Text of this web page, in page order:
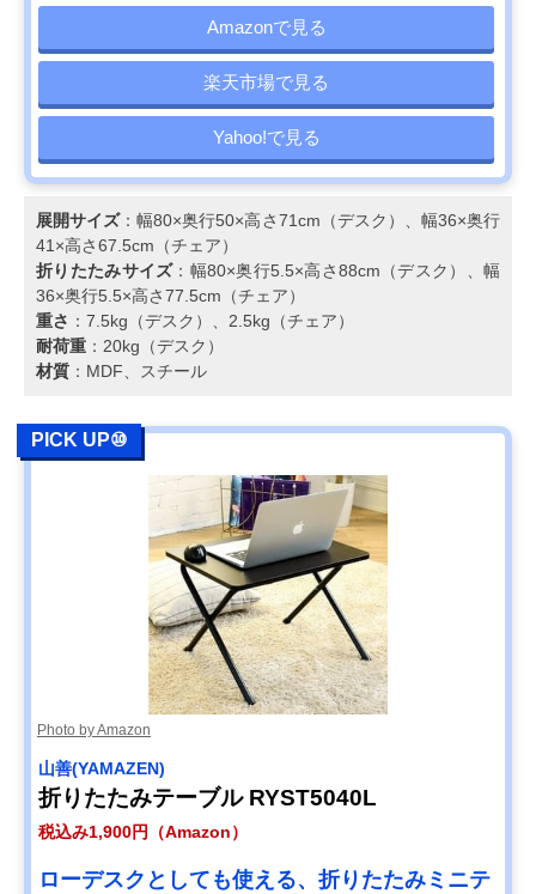
Amazonで見る
楽天市場で見る
Yahoo!で見る
展開サイズ：幅80×奥行50×高さ71cm（デスク）、幅36×奥行
41×高さ67.5cm（チェア）
折りたたみサイズ：幅80×奥行5.5×高さ88cm（デスク）、幅
36×奥行5.5×高さ77.5cm（チェア）
重さ ：7.5kg（デスク）、2.5kg（チェア）
耐荷重 ：20kg（デスク）
材質 ：MDF、スチール
PICK UP⑩
Photo by Amazon
山善(YAMAZEN)
折りたたみテーブル RYST5040L
税込み1,900円（Amazon）
ローデスクとしても使える、折りたたみミニテ